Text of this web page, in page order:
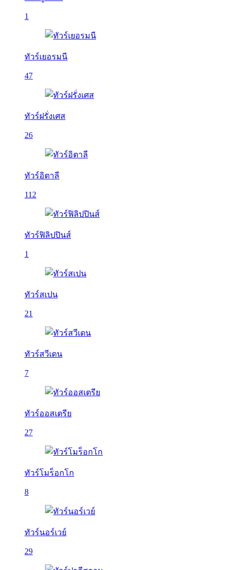
1
ทัวร์เยอรมนี
47
ทัวร์ฝรั่งเศส
26
ทัวร์อิตาลี
112
ทัวร์ฟิลิปปินส์
1
ทัวร์สเปน
21
ทัวร์สวีเดน
7
ทัวร์ออสเตรีย
27
ทัวร์โมร็อกโก
8
ทัวร์นอร์เวย์
29